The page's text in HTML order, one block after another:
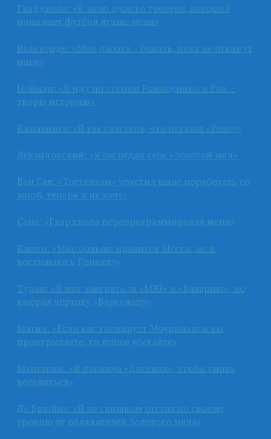
Гвардиола: «Я знаю одного тренера, который
понимает футбол лучше меня»
Вальверде: «Моя работа – бежать, пока не откажут
ноги»
Неймар: «Я иду по стопам Роналдиньо и Раи –
творю историю»
Камавинга: «Я так счастлив, что отказал «Реалу»
Левандовский: «Я бы отдал себе «Золотой мяч»
Ван Гал: «Тоттенхэм» упустил шанс поработать со
мной, теперь я не хочу»
Сане: «Гвардиола перепрограммировал меня»
Клопп: «Мне больше нравится Месси, но я
восхищаюсь Роналду»
Туран: «Я мог заиграть за «МЮ» и «Баварию», но
выбрал чёртову «Барселону»
Матич: «Если вас тренирует Моуринью и вы
проигрываете, то лучше убегайте»
Мхитарян: «Я покинул «Арсенал», чтобы снова
веселиться»
Де Брюйне: «Я не слишком отстал по своему
уровню от обладателей Золотого мяча»